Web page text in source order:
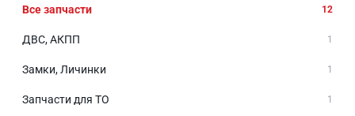
Все запчасти 12
ДВС, АКПП 1
Замки, Личинки 1
Запчасти для ТО 1